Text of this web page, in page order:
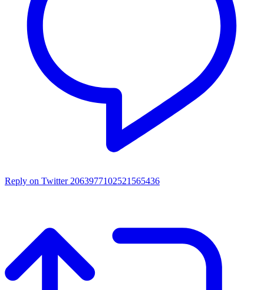
Reply on Twitter 2063977102521565436